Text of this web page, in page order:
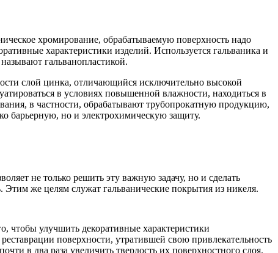
хромирование, обрабатываемую поверхность надо
характеристики изделий. Используется гальваника и
гальванопластикой.
слой цинка, отличающийся исключительно высокой
в условиях повышенной влажности, находиться в
в частности, обрабатывают трубопрокатную продукцию,
барьерную, но и электрохимическую защиту.
не только решить эту важную задачу, но и сделать
Этим же целям служат гальванические покрытия из никеля.
чтобы улучшить декоративные характеристики
поверхности, утратившей свою привлекательность
в два раза увеличить твердость их поверхностного слоя.